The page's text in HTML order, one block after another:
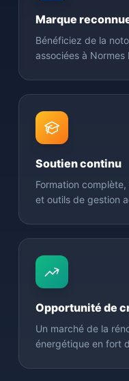
Marque
Bénéficiez de la
associées à Normes
Soutien continu
Formation
et outils de gestion
Opportunité de
Un marché de la
énergétique en fort